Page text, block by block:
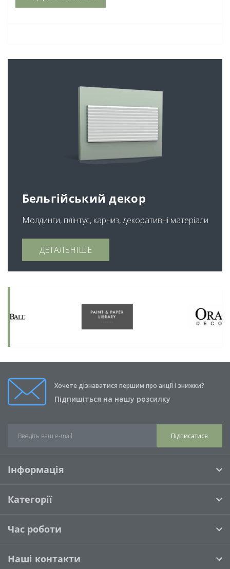
Бельгійський декор
Молдинги, плінтус, карниз, декоративні матеріали
ДЕТАЛЬНІШЕ
Хочете дізнаватися першим про акції і знижки?
Підпишіться на нашу розсилку
Підписатися
Інформація
Категорії
Час роботи
Наші контакти